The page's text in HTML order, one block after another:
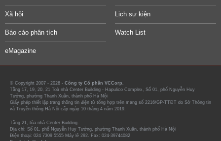
Xã hội Lịch sự kiện
Báo cáo phân tích Watch List
eMagazine
© Copyright 2007 - 2026 - Công ty Cổ phần VCCorp.
Tầng 17, 19, 20, 21 Toà nhà Center Building - Hapulico Complex, Số 01, phố Nguyễn Huy
Tưởng, phường Thanh Xuân, thành phố Hà Nội
Giấy phép thiết lập trang thông tin điện tử tổng hợp trên mạng số 2216/GP-TTĐT do Sở Thông tin
và Truyền thông Hà Nội cấp ngày 10 tháng 4 năm 2019.
Tầng 21, tòa nhà Center Building.
Địa chỉ: Số 01, phố Nguyễn Huy Tưởng, phường Thanh Xuân, thành phố Hà Nội
Điện thoại: 024 7309 5555 Máy lẻ 292. Fax: 024-39744082